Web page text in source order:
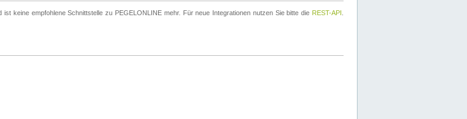
keine empfohlene Schnittstelle zu PEGELONLINE mehr. Für neue Integrationen nutzen Sie bitte die REST-API